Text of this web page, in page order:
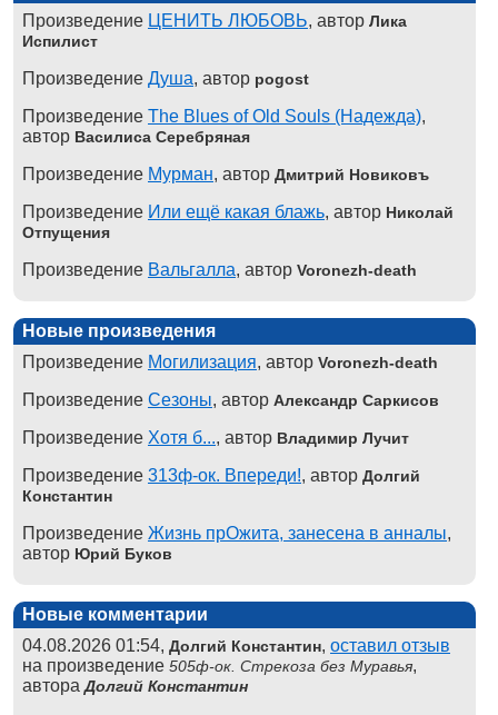
Произведение ЦЕНИТЬ ЛЮБОВЬ, автор Лика
Испилист
Произведение Душа, автор pogost
Произведение The Blues of Old Souls (Надежда),
автор Василиса Серебряная
Произведение Мурман, автор Дмитрий Новиковъ
Произведение Или ещё какая блажь, автор Николай
Отпущения
Произведение Вальгалла, автор Voronezh-death
Новые произведения
Произведение Могилизация, автор Voronezh-death
Произведение Сезоны, автор Александр Саркисов
Произведение Хотя б..., автор Владимир Лучит
Произведение 313ф-ок. Впереди!, автор Долгий
Константин
Произведение Жизнь прОжита, занесена в анналы,
автор Юрий Буков
Новые комментарии
04.08.2026 01:54, Долгий Константин, оставил отзыв
на произведение 505ф-ок. Стрекоза без Муравья,
автораДолгий Константин